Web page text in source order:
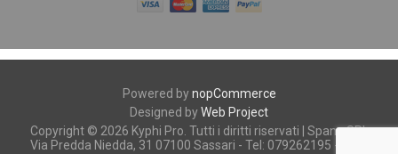
Powered bynopCommerce
Designed byWeb Project
Copyright © 2026 Kyphi Pro. Tutti i diritti riservati | Spano SRL
Via Predda Niedda, 31 07100 Sassari - Tel: 079262195 - P.iva: